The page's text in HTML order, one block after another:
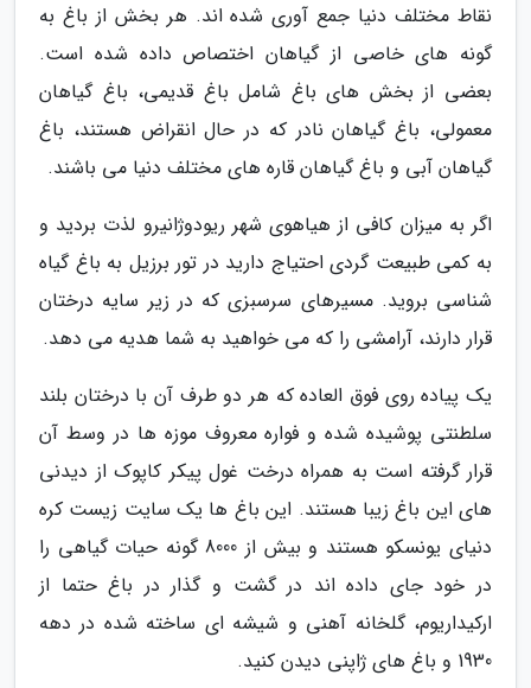
نقاط مختلف دنیا جمع آوری شده اند. هر بخش از باغ به
گونه های خاصی از گیاهان اختصاص داده شده است.
بعضی از بخش های باغ شامل باغ قدیمی، باغ گیاهان
معمولی، باغ گیاهان نادر که در حال انقراض هستند، باغ
گیاهان آبی و باغ گیاهان قاره های مختلف دنیا می باشند.
اگر به میزان کافی از هیاهوی شهر ریودوژانیرو لذت بردید و
به کمی طبیعت گردی احتیاج دارید در تور برزیل به باغ گیاه
شناسی بروید. مسیرهای سرسبزی که در زیر سایه درختان
قرار دارند، آرامشی را که می خواهید به شما هدیه می دهد.
یک پیاده روی فوق العاده که هر دو طرف آن با درختان بلند
سلطنتی پوشیده شده و فواره معروف موزه ها در وسط آن
قرار گرفته است به همراه درخت غول پیکر کاپوک از دیدنی
های این باغ زیبا هستند. این باغ ها یک سایت زیست کره
دنیای یونسکو هستند و بیش از 8000 گونه حیات گیاهی را
در خود جای داده اند در گشت و گذار در باغ حتما از
ارکیداریوم، گلخانه آهنی و شیشه ای ساخته شده در دهه
1930 و باغ های ژاپنی دیدن کنید.